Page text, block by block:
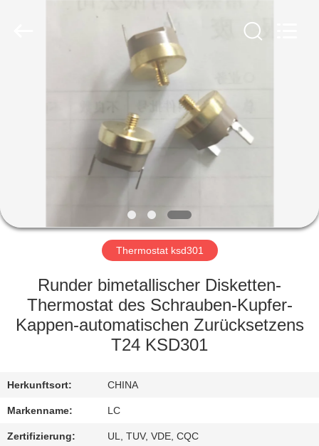
PRODUKTE
VR
SHOW
ÜBER
UNS
QUALITÄTSKONTROLLE
Thermostat ksd301
Runder bimetallischer Disketten-
Thermostat des Schrauben-Kupfer-
Kappen-automatischen Zurücksetzens
T24 KSD301
Herkunftsort: CHINA
Markenname: LC
Zertifizierung: UL, TUV, VDE, CQC